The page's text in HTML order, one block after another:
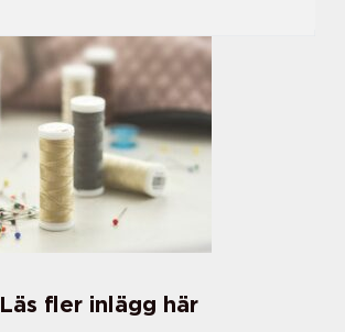
Läs fler inlägg här